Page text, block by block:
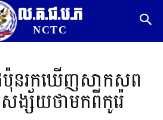
ល.គ.ជ.ប.ភ
NCTC
ប៉ុនរកឃើញសាកសព
ង្ស័យថាមកពីកូរ៉េ